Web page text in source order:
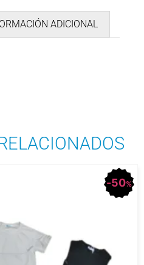
ADICIONAL
50%